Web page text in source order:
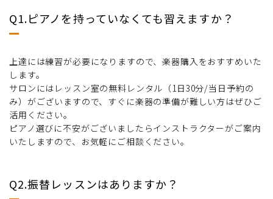
Q1.ピアノを持っていなくても習えますか？
上達には練習が必要になりますので、楽器購入をおすすめいた
します。
サロンにはレッスン室の無料レンタル（1日30分/当日予約の
み）がございますので、すぐに楽器の準備が難しい方はぜひご
活用ください。
ピアノ選びに不安がございましたらインストラクターがご案内
いたしますので、お気軽にご相談ください。
Q2.振替レッスンはありますか？